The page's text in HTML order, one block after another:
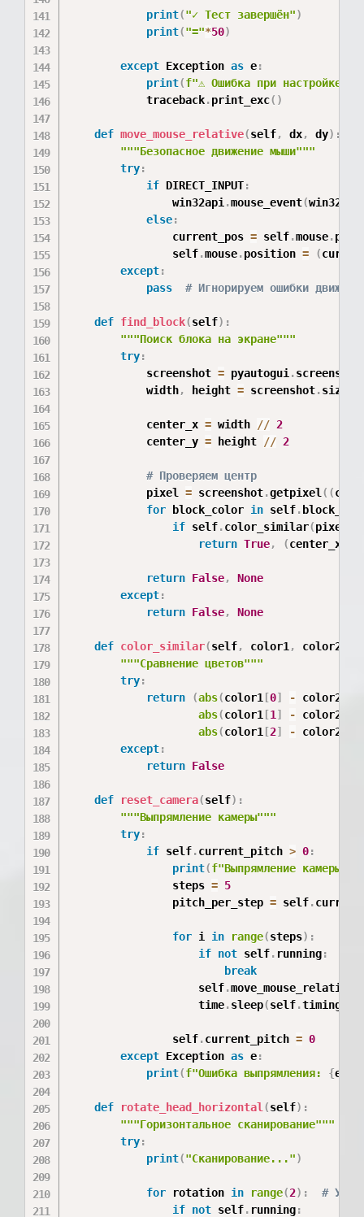
print("✓ Тест завершён")
print("="*50)
except Exception as e:
print(f"⚠ Ошибка при настройке:
            traceback
.print_exc( )
def move_mouse_relative(self, dx, dy) :
"""Безопасное движение мыши"""
try:
if DIRECT_INPUT:
                win32api
.mouse_event(win32con
else:
                current_pos
= self.mouse.
                self
.mouse.position = (
except:
pass
# Игнорируем ошибки
def find_block(self) :
"""Поиск блока на экране"""
try:
            screenshot
= pyautogui .screenshot
            width
, height = screenshot.size
            center_x
= width // 2
            center_y
= height // 2
# Проверяем центр
            pixel
= screenshot.getpixel ( (
for block_color in self.
if self.color_similar(pixel
return True, (center_x
return False,
None
except:
return False, None
def color_similar(self, color1 , color2
"""Сравнение цветов"""
try:
return
(abs(color1 [0] - color2
abs(color1 [1 ] - color2
abs(color1 [2] - color2
except:
return False
def reset_camera(self) :
"""Выпрямление камеры"""
try:
if self.current_pitch > 0:
print(f"Выпрямление камеры
                steps
= 5
                pitch_per_step
= self.
for i in range(steps) :
if not self. running:
break
                    self
.move_mouse_relative
                    time
.sleep(self.timings
                self
.current_pitch = 0
except Exception as e:
print(f"Ошибка выпрямления: {e
def rotate_head_horizontal (self) :
"""Горизонтальное сканирование"""
try:
print("Сканирование...")
for rotation in range(2) :
#
if not self. running: